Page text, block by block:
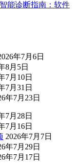
能诊断指南：软件
年7月6日
8月5日
7月10日
7月31日
年7月23日
7月28日
7月16日
2026年7月7日
年7月29日
年7月17日